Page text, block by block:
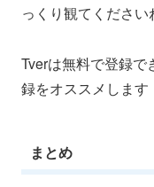
っくり観てください
Tverは無料で登録
録をオススメします
まとめ